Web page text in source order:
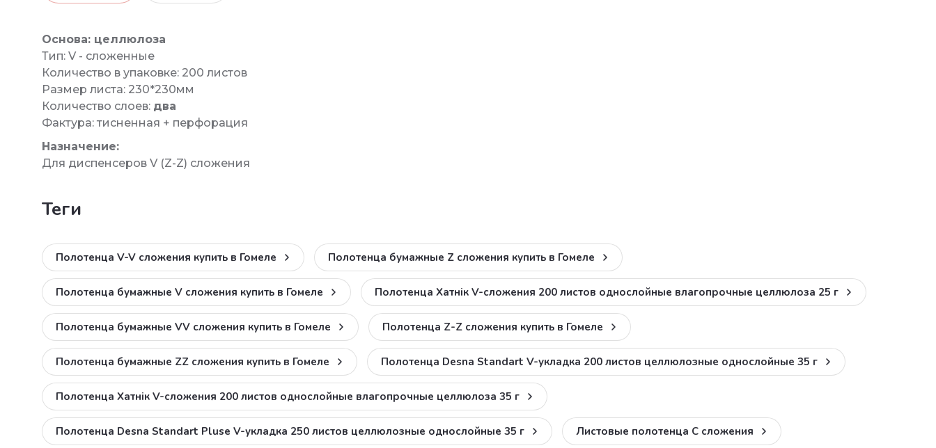
Основа: целлюлоза
Тип: V - сложенные
Количество в упаковке: 200 листов
Размер листа: 230*230мм
Количество слоев: два
Фактура: тисненная + перфорация
Назначение:
Для диспенсеров V (Z-Z) сложения
теги
Полотенца V-V сложения купить в Гомеле Полотенца бумажные Z сложения купить в Гомеле
Полотенца бумажные V сложения купить в Гомеле Полотенца Хатнiк V-сложения 200 листов однослойные влагопрочные целлюлоза 25 г
Полотенца бумажные VV сложения купить в Гомеле Полотенца Z-Z сложения купить в Гомеле
Полотенца бумажные ZZ сложения купить в Гомеле Полотенца Desna Standart V-укладка 200 листов целлюлозные однослойные 35 г
Полотенца Хатнiк V-сложения 200 листов однослойные влагопрочные целлюлоза 35 г
Полотенца Desna Standart Pluse V-укладка 250 листов целлюлозные однослойные 35 г Листовые полотенца C сложения